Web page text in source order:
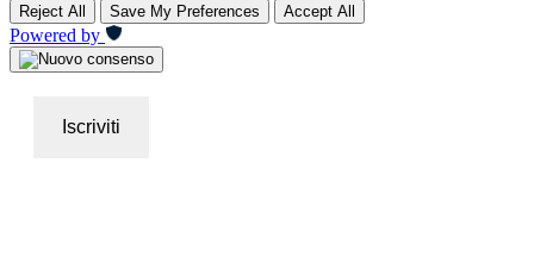
Reject All Save My Preferences Accept All
Powered by
Iscriviti